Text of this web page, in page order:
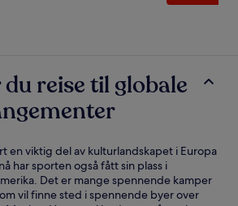
reise til globale
en viktig del av kulturlandskapet i Europa
har sporten også fått sin plass i
Det er mange spennende kamper
vil finne sted i spennende byer over